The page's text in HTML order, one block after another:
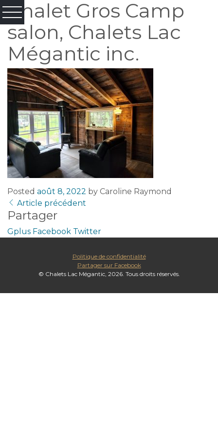
Chalet Gros Camp
salon, Chalets Lac
Mégantic inc.
Posted août 8, 2022 by Caroline Raymond
Article précédent
Partager
Gplus Facebook Twitter
© Chalets Lac Mégantic, 2026. Tous droits réservés.
Politique de confidentialité
Partager sur Facebook